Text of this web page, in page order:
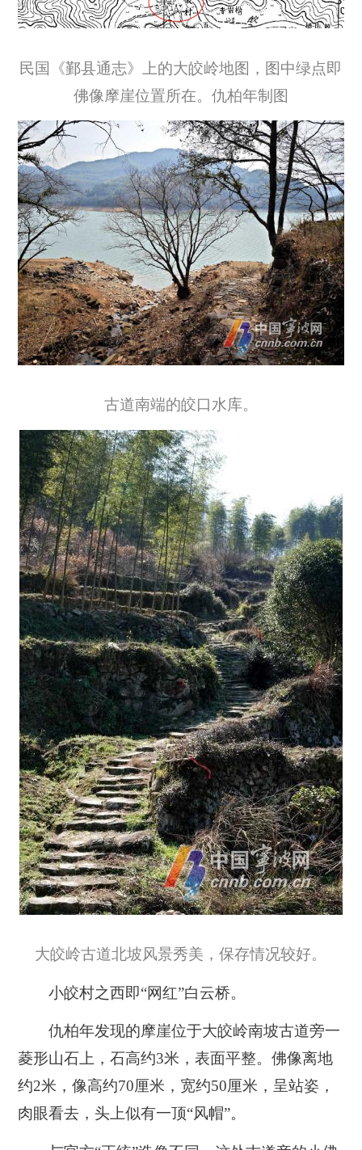
民国《鄞县通志》上的大皎岭地图，图中绿点即
佛像摩崖位置所在。仇柏年制图
古道南端的皎口水库。
大皎岭古道北坡风景秀美，保存情况较好。
小皎村之西即“网红”白云桥。
仇柏年发现的摩崖位于大皎岭南坡古道旁一
菱形山石上，石高约3米，表面平整。佛像离地
约2米，像高约70厘米，宽约50厘米，呈站姿，
肉眼看去，头上似有一顶“风帽”。